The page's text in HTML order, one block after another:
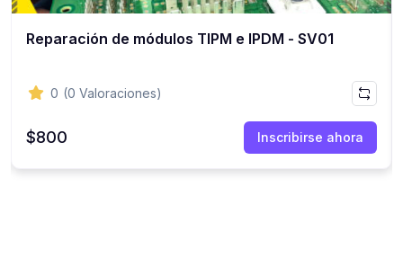
Reparación de módulos TIPM e IPDM - SV01
0 (0 Valoraciones)
$800 Inscribirse ahora